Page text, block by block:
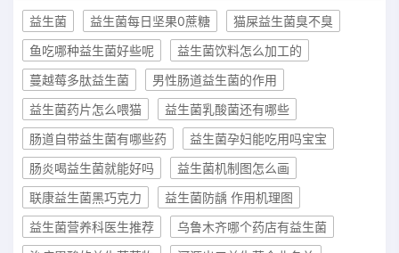
益生菌 益生菌每日坚果0蔗糖
猫屎益生菌臭不臭
鱼吃哪种益生菌好些呢
益生菌饮料怎么加工的
蔓越莓多肽益生菌
男性肠道益生菌的作用
益生菌药片怎么喂猫
益生菌乳酸菌还有哪些
肠道自带益生菌有哪些药
益生菌孕妇能吃用吗宝宝
肠炎喝益生菌就能好吗
益生菌机制图怎么画
联康益生菌黑巧克力
益生菌防龋 作用机理图
益生菌营养科医生推荐
乌鲁木齐哪个药店有益生菌